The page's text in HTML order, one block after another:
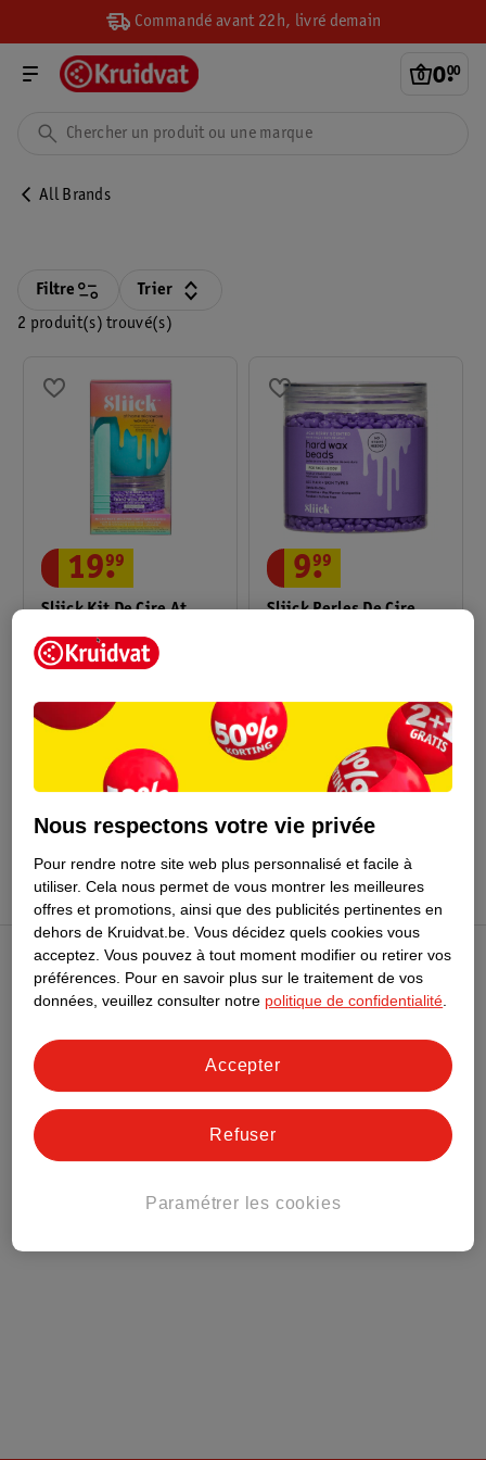
Commandé avant 22h, livré demain
0.
00
All Brands
2 produit(s) trouvé(s)
Filtre Trier
Sliick Kit De Cire At
Home Microwave
19.
99
350
Sliick Perles De Cire
9.
99
Conseil par Kruidvat
Club Kruidvat
Tout sur Kruidvat
Nous respectons votre vie privée
Pour rendre notre site web plus personnalisé et facile à
utiliser. Cela nous permet de vous montrer les meilleures
offres et promotions, ainsi que des publicités pertinentes en
dehors de Kruidvat.be. Vous décidez quels cookies vous
acceptez. Vous pouvez à tout moment modifier ou retirer vos
préférences. Pour en savoir plus sur le traitement de vos
données, veuillez consulter notre politique de confidentialité.
Paramétrer les cookies
Refuser
Accepter